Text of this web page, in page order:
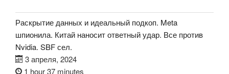
Раскрытие данных и идеальный подкоп. Meta
шпионила. Китай наносит ответный удар. Все против
Nvidia. SBF сел.
3 апреля, 2024
1 hour 37 minutes